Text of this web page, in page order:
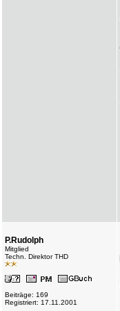
P.Rudolph
Mitglied
Techn. Direktor THD
Beiträge: 169
Registriert: 17.11.2001